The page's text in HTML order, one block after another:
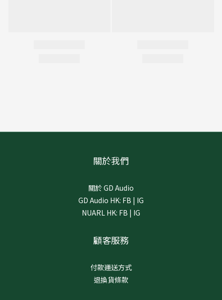
關於我們
關於 GD Audio
GD Audio HK: FB | IG
NUARL HK: FB | IG
顧客服務
付款運送方式
退換貨條款